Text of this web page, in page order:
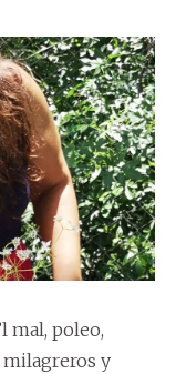
mal, poleo,
y